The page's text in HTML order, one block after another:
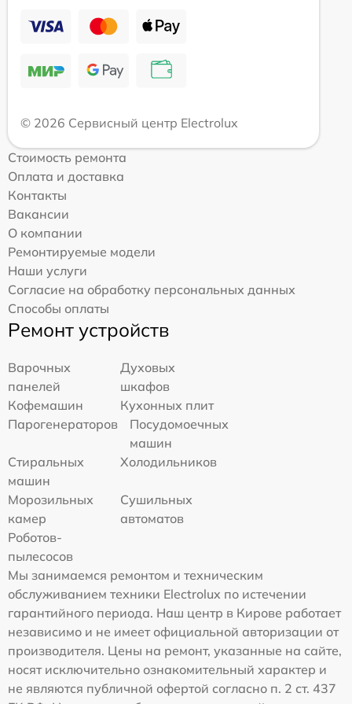
© 2026 Сервисный центр Electrolux
Стоимость ремонта
Оплата и доставка
Контакты
Вакансии
О компании
Ремонтируемые модели
Наши услуги
Согласие на обработку персональных данных
Способы оплаты
Ремонт устройств
Варочных
панелей
Духовых
шкафов
Кофемашин
Кухонных плит
Парогенераторов
Посудомоечных
машин
Стиральных
машин
Холодильников
Морозильных
камер
Сушильных
автоматов
Роботов-
пылесосов
Мы занимаемся ремонтом и техническим
обслуживанием техники Electrolux по истечении
гарантийного периода. Наш центр в Кирове работает
независимо и не имеет официальной авторизации от
производителя. Цены на ремонт, указанные на сайте,
носят исключительно ознакомительный характер и
не являются публичной офертой согласно п. 2 ст. 437